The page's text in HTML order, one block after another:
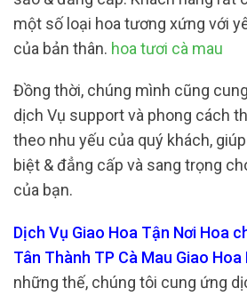
một số loại hoa tương xứng với
của bản thân. hoa tươi cà mau
Đồng thời, chúng mình cũng
dịch Vụ support và phong cách
theo nhu yếu của quý khách,
biệt & đẳng cấp và sang trọng
của bạn.
Dịch Vụ Giao Hoa Tận Nơi Hoa
Tân Thành TP Cà Mau Giao Hoa
những thế, chúng tôi cung ứng